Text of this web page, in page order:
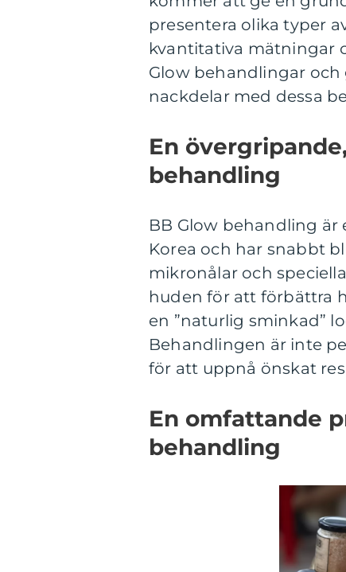
presentera olika typer
kvantitativa mätningar
Glow behandlingar
nackdelar med dessa
En
behandling
BB Glow behandling
Korea och har snabbt
mikronålar och
huden för att förbättra
en ”naturlig sminkad”
Behandlingen är inte
för att uppnå önskat
En omfattande
behandling